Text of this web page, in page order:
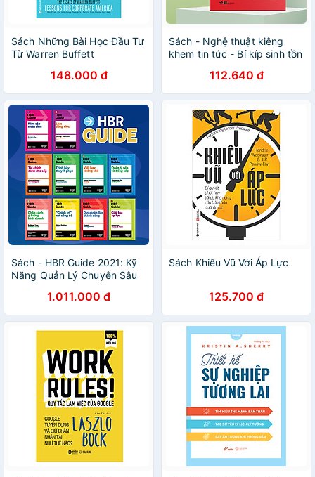
Sách Những Bài Học Đầu Tư
Từ Warren Buffett
148.000 đ
Sách - Nghệ thuật kiêng
khem tin tức - Bí kíp sinh tồn
112.640 đ
Sách - HBR Guide 2021: Kỹ
Năng Quản Lý Chuyên Sâu
( Bộ 10 cuốn + tặng kèm
boxset)
1.011.000 đ
Sách Khiêu Vũ Với Áp Lực
125.700 đ